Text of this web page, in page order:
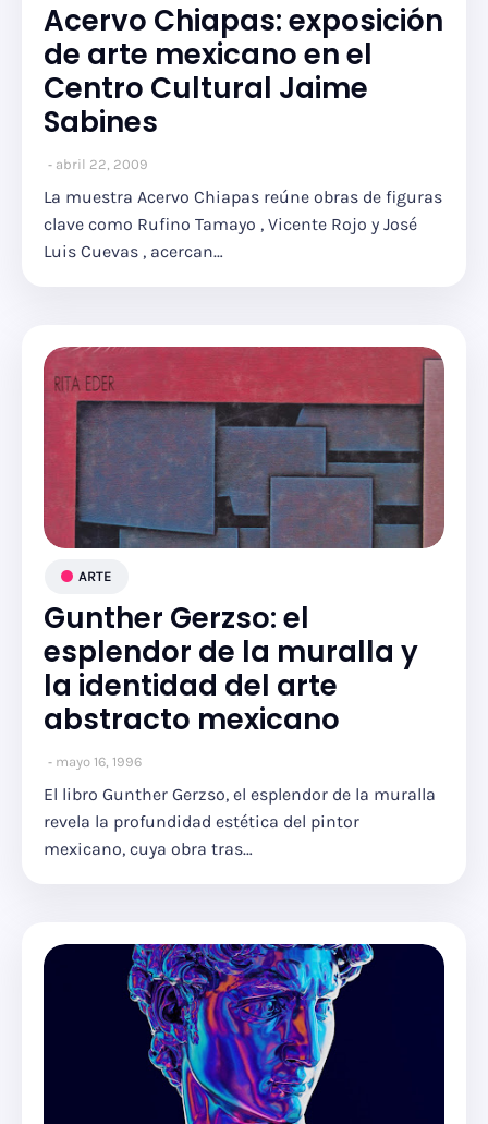
Acervo Chiapas: exposición
de arte mexicano en el
Centro Cultural Jaime
Sabines
abril 22, 2009
La muestra Acervo Chiapas reúne obras de figuras
clave como Rufino Tamayo , Vicente Rojo y José
Luis Cuevas , acercan…
ARTE
Gunther Gerzso: el
esplendor de la muralla y
la identidad del arte
abstracto mexicano
mayo 16, 1996
El libro Gunther Gerzso, el esplendor de la muralla
revela la profundidad estética del pintor
mexicano, cuya obra tras…